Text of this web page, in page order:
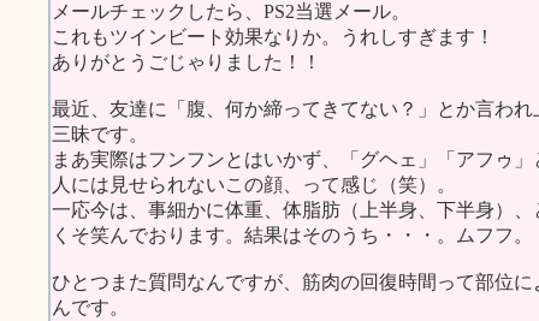
メールチェックしたら、PS2当選メール。
これもツインビート効果なりか。うれしすぎます！
ありがとうごじゃりました！！
最近、友達に「腹、何か締ってきてない？」とか言わ
三昧です。
まあ実際はフンフンとはいかず、「グヘェ」「アフゥ
人には見せられないこの顔、って感じ（笑）。
一応今は、事細かに体重、体脂肪（上半身、下半身）
くそ笑んでおります。結果はそのうち・・・。ムフフ。
ひとつまた質問なんですが、筋肉の回復時間って部位
んです。